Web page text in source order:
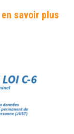
savoir plus